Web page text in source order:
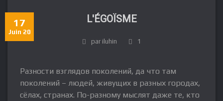
L'ÉGOÏSME
17
Juin 20
par iluhin
1
Разности взглядов поколений, да что там
поколений – людей, живущих в разных городах,
сёлах, странах. По-разному мыслят даже те, кто